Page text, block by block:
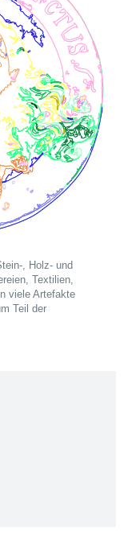
, Holz- und
Textilien,
viele Artefakte
Teil der